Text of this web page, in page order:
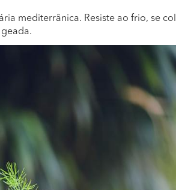
mediterrânica. Resiste ao frio, se